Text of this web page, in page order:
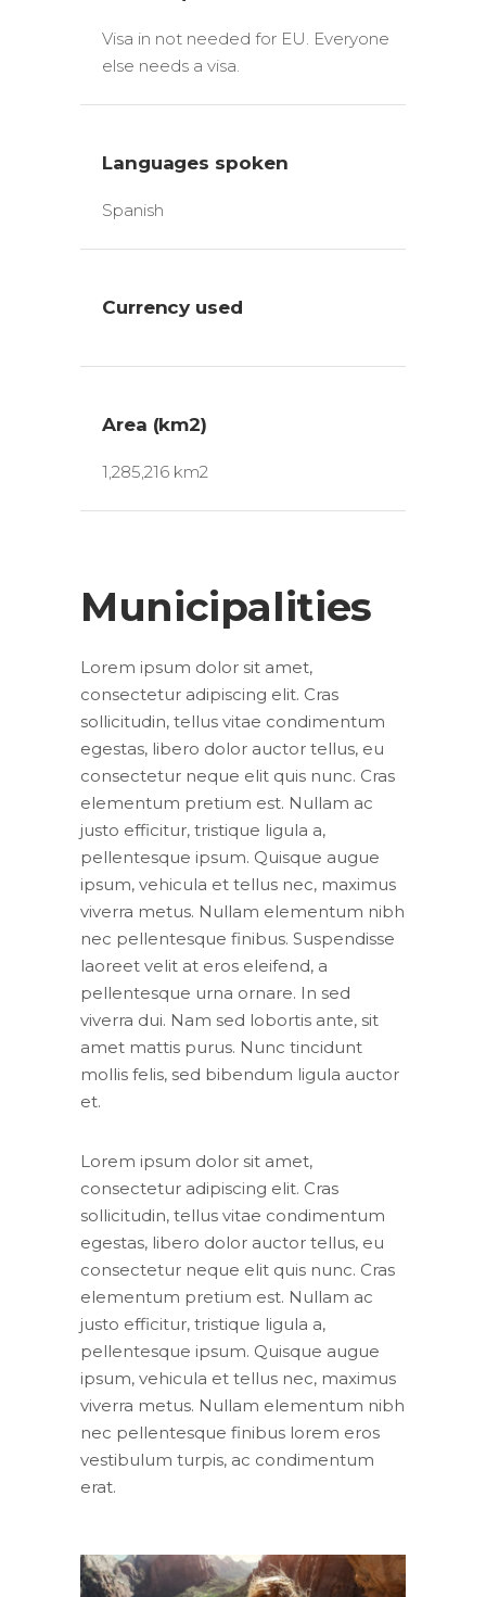
Visa in not needed for EU. Everyone
else needs a visa.
Languages spoken
Spanish
Currency used
Area (km2)
1,285,216 km2
Municipalities
Lorem ipsum dolor sit amet,
consectetur adipiscing elit. Cras
sollicitudin, tellus vitae condimentum
egestas, libero dolor auctor tellus, eu
consectetur neque elit quis nunc. Cras
elementum pretium est. Nullam ac
justo efficitur, tristique ligula a,
pellentesque ipsum. Quisque augue
ipsum, vehicula et tellus nec, maximus
viverra metus. Nullam elementum nibh
nec pellentesque finibus. Suspendisse
laoreet velit at eros eleifend, a
pellentesque urna ornare. In sed
viverra dui. Nam sed lobortis ante, sit
amet mattis purus. Nunc tincidunt
mollis felis, sed bibendum ligula auctor
et.
Lorem ipsum dolor sit amet,
consectetur adipiscing elit. Cras
sollicitudin, tellus vitae condimentum
egestas, libero dolor auctor tellus, eu
consectetur neque elit quis nunc. Cras
elementum pretium est. Nullam ac
justo efficitur, tristique ligula a,
pellentesque ipsum. Quisque augue
ipsum, vehicula et tellus nec, maximus
viverra metus. Nullam elementum nibh
nec pellentesque finibus lorem eros
vestibulum turpis, ac condimentum
erat.